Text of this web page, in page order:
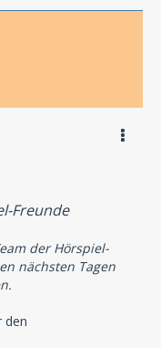
Freunde
der Hörspiel-
nächsten Tagen
den